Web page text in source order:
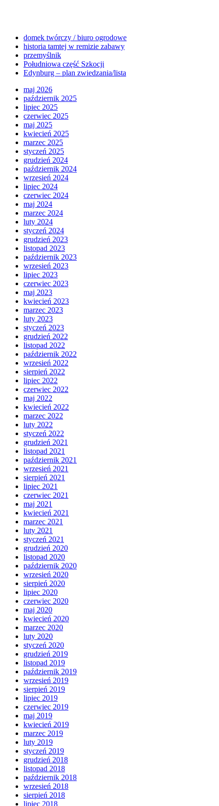
domek twórczy / biuro ogrodowe
historia tamtej w remizie zabawy
przemyślnik
Południowa część Szkocji
Edynburg – plan zwiedzania/lista
maj 2026
październik 2025
lipiec 2025
czerwiec 2025
maj 2025
kwiecień 2025
marzec 2025
styczeń 2025
grudzień 2024
październik 2024
wrzesień 2024
lipiec 2024
czerwiec 2024
maj 2024
marzec 2024
luty 2024
styczeń 2024
grudzień 2023
listopad 2023
październik 2023
wrzesień 2023
lipiec 2023
czerwiec 2023
maj 2023
kwiecień 2023
marzec 2023
luty 2023
styczeń 2023
grudzień 2022
listopad 2022
październik 2022
wrzesień 2022
sierpień 2022
lipiec 2022
czerwiec 2022
maj 2022
kwiecień 2022
marzec 2022
luty 2022
styczeń 2022
grudzień 2021
listopad 2021
październik 2021
wrzesień 2021
sierpień 2021
lipiec 2021
czerwiec 2021
maj 2021
kwiecień 2021
marzec 2021
luty 2021
styczeń 2021
grudzień 2020
listopad 2020
październik 2020
wrzesień 2020
sierpień 2020
lipiec 2020
czerwiec 2020
maj 2020
kwiecień 2020
marzec 2020
luty 2020
styczeń 2020
grudzień 2019
listopad 2019
październik 2019
wrzesień 2019
sierpień 2019
lipiec 2019
czerwiec 2019
maj 2019
kwiecień 2019
marzec 2019
luty 2019
styczeń 2019
grudzień 2018
listopad 2018
październik 2018
wrzesień 2018
sierpień 2018
lipiec 2018